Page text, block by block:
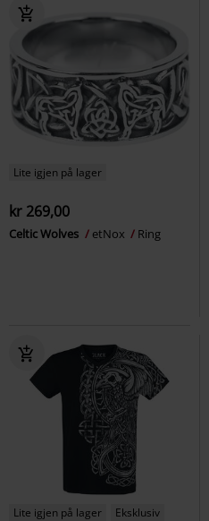
Lite igjen på lager
kr 269,00
Celtic Wolves etNox Ring
Lite igjen på lager
Eksklusiv